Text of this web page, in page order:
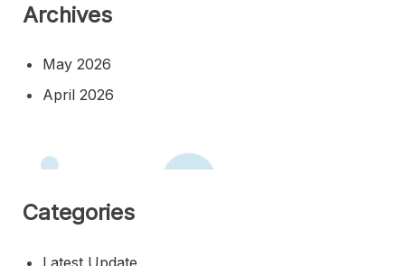
Archives
May 2026
April 2026
Categories